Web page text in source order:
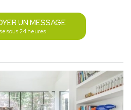
UN MESSAGE
sous 24 heures